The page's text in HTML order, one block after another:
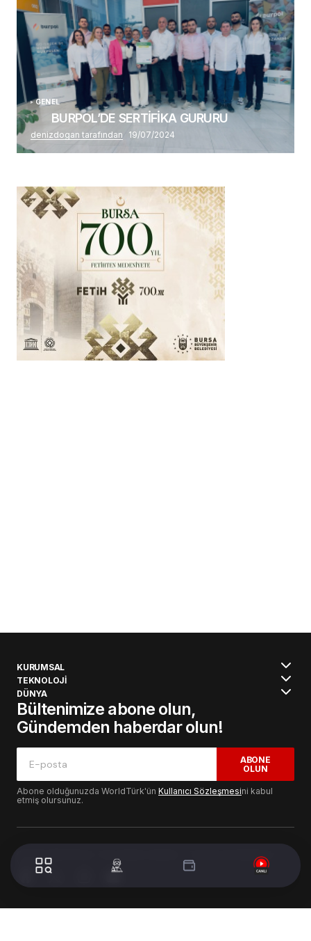
GENEL
BURPOL’DE SERTİFİKA GURURU
denizdogan tarafından 19/07/2024
KURUMSAL
TEKNOLOJİ
DÜNYA
Bültenimize abone olun,
Gündemden haberdar olun!
ABONE
OLUN
Abone olduğunuzda WorldTürk'ün Kullanıcı Sözleşmesini kabul
etmiş olursunuz.
© 2024 WorldTurk. Tüm Hakları Saklıdır. - Tasarım & Geliştirme :
Volion's